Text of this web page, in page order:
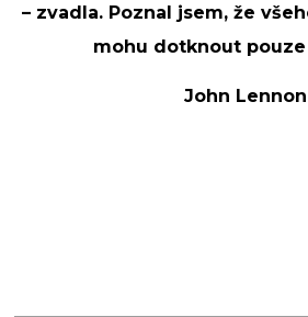
– zvadla. Poznal jsem, že
mohu dotknout pouze
John Lennon